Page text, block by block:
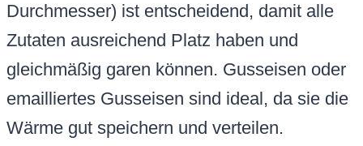
Durchmesser) ist entscheidend, damit alle
Zutaten ausreichend Platz haben und
gleichmäßig garen können. Gusseisen oder
emailliertes Gusseisen sind ideal, da sie die
Wärme gut speichern und verteilen.